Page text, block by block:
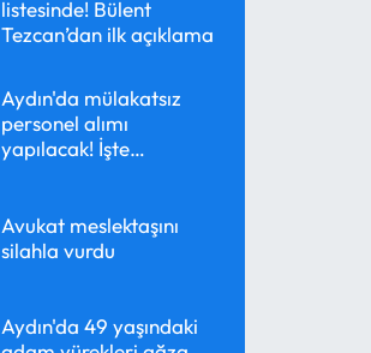
listesinde! Bülent
Tezcan’dan ilk açıklama
Aydın'da mülakatsız
personel alımı
yapılacak! İşte
Avukat meslektaşını
silahla vurdu
Aydın'da 49 yaşındaki